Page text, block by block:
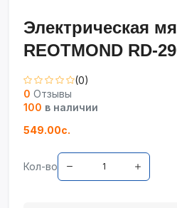
Электрическая
REOTMOND RD-
(0)
0 Отзывы
100 в наличии
549.00с.
Кол-во